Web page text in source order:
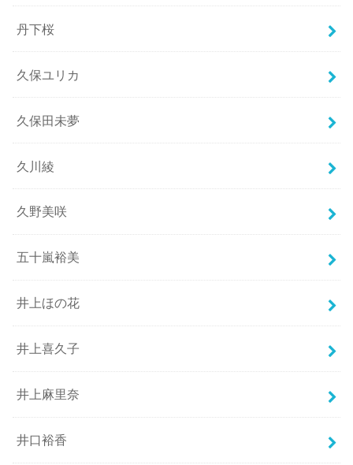
丹下桜
久保ユリカ
久保田未夢
久川綾
久野美咲
五十嵐裕美
井上ほの花
井上喜久子
井上麻里奈
井口裕香